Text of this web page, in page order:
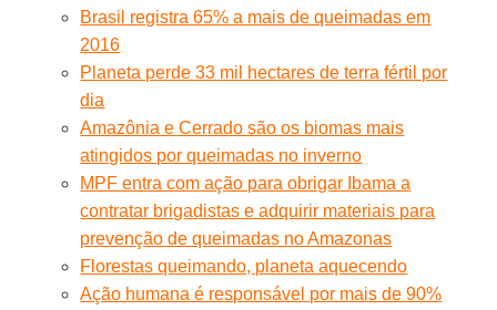
Brasil registra 65% a mais de queimadas em
2016
Planeta perde 33 mil hectares de terra fértil por
dia
Amazônia e Cerrado são os biomas mais
atingidos por queimadas no inverno
MPF entra com ação para obrigar Ibama a
contratar brigadistas e adquirir materiais para
prevenção de queimadas no Amazonas
Florestas queimando, planeta aquecendo
Ação humana é responsável por mais de 90%